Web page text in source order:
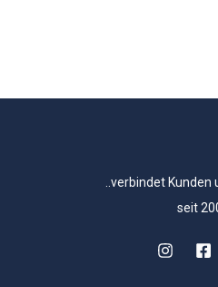
..verbindet
seit